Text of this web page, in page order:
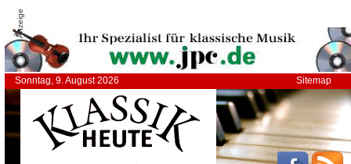
Anzeige
Sonntag, 9. August 2026 Sitemap